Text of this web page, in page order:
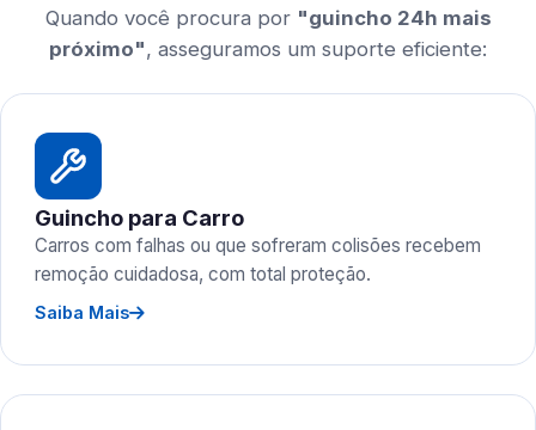
Quando você procura por "guincho 24h mais
próximo", asseguramos um suporte eficiente:
Guincho para Carro
Carros com falhas ou que sofreram colisões recebem
remoção cuidadosa, com total proteção.
Saiba Mais